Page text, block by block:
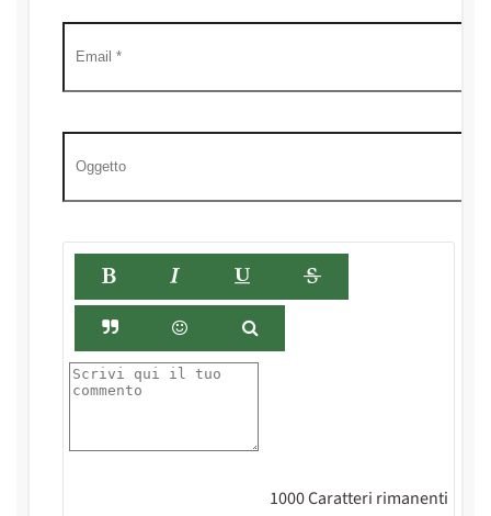
1000Caratteri rimanenti